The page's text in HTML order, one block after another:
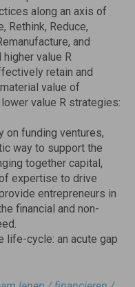
along an axis of
Rethink, Reduce,
and
value R
retain and
value of
value R strategies:
on funding ventures,
way to support the
together capital,
expertise to drive
entrepreneurs in
financial and non-
life-cycle: an acute gap